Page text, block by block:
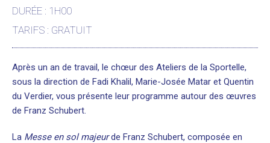
DURÉE : 1H00
TARIFS : GRATUIT
Après un an de travail, le chœur des Ateliers de la Sportelle,
sous la direction de Fadi Khalil, Marie-Josée Matar et Quentin
du Verdier, vous présente leur programme autour des œuvres
de Franz Schubert.
La Messe en sol majeurde Franz Schubert, composée en